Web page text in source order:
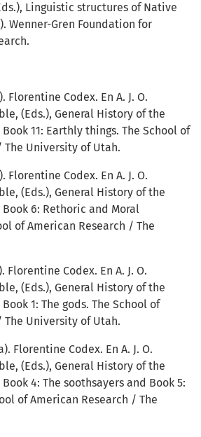
Linguistic structures of Native
Wenner-Gren Foundation for
Florentine Codex. En A. J. O.
(Eds.), General History of the
11: Earthly things. The School of
University of Utah.
Florentine Codex. En A. J. O.
(Eds.), General History of the
6: Rethoric and Moral
of American Research / The
Florentine Codex. En A. J. O.
(Eds.), General History of the
1: The gods. The School of
University of Utah.
Florentine Codex. En A. J. O.
(Eds.), General History of the
4: The soothsayers and Book 5:
of American Research / The